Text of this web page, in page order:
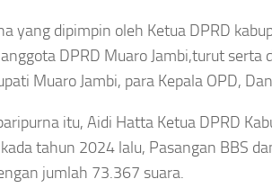
yang dipimpin oleh Ketua DPRD
DPRD Muaro Jambi,turut serta
Muaro Jambi, para Kepala OPD,
itu, Aidi Hatta Ketua DPRD
tahun 2024 lalu, Pasangan BBS
jumlah 73.367 suara.
HUKUM
KPK Temukan
Selisih
INTERNASIONAL
Tragis!
Pemain